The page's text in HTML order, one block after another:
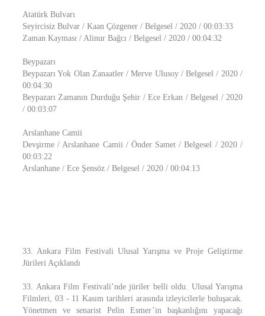
Atatürk Bulvarı
Seyircisiz Bulvar / Kaan Çözgener / Belgesel / 2020 / 00:03:33
Zaman Kayması / Alinur Bağcı / Belgesel / 2020 / 00:04:32
Beypazarı
Beypazarı Yok Olan Zanaatler / Merve Ulusoy / Belgesel / 2020 /
00:04:30
Beypazarı Zamanın Durduğu Şehir / Ece Erkan / Belgesel / 2020
/ 00:03:07
Arslanhane Camii
Devşirme / Arslanhane Camii / Önder Samet / Belgesel / 2020 /
00:03:22
Arslanhane / Ece Şensöz / Belgesel / 2020 / 00:04:13
33. Ankara Film Festivali Ulusal Yarışma ve Proje Geliştirme
Jürileri Açıklandı
33. Ankara Film Festivali’nde jüriler belli oldu. Ulusal Yarışma
Filmleri, 03 - 11 Kasım tarihleri arasında izleyicilerle buluşacak.
Yönetmen ve senarist Pelin Esmer’in başkanlığını yapacağı